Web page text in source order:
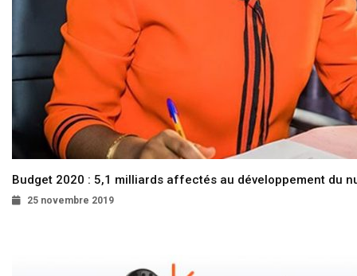
Budget 2020 : 5,1 milliards affectés au développement du
25 novembre 2019